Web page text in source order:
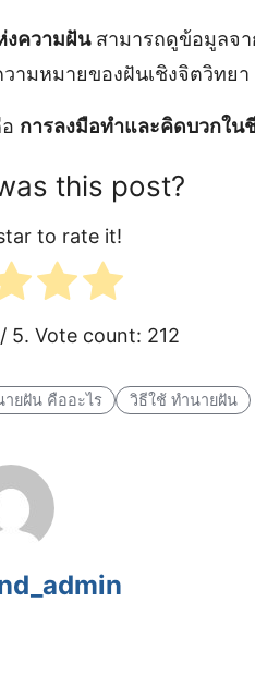
งความฝันสามารถดูข้อมูลจา
วามหมายของฝันเชิงจิตวิทยา
การลงมือทำและคิดบวกใน
this post?
to rate it!
/ 5. Vote count: 212
ายฝัน คืออะไร วิธีใช้ ทำนายฝัน